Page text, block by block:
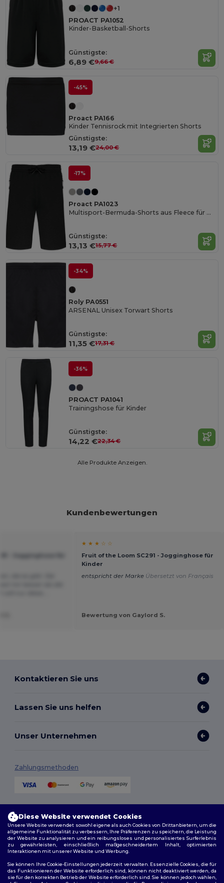
+1
PROACT PA1052
Kinder-Basketball-Shorts
Günstigste:
6,89 €9,66 €
-45%
Proact PA166
Kinder Tennisrock mit Integrierten Shorts
Günstigste:
13,19 €24,00 €
-17%
Proact PA1023
Multisport-Bermuda-Shorts aus Fleece für Kinder
Günstigste:
13,13 €15,77 €
-34%
Roly PA0551
ARSENAL Unisex Torwart Shorts
Günstigste:
11,35 €17,31 €
-36%
PROACT PA1041
Trainingshose für Kinder
Günstigste:
14,22 €22,34 €
Alle Produkte Anzeigen.
Kundenbewertungen
★ ★ ★ ☆ ☆
Fruit of the Loom SC291 - Jogginghose für
Kinder
entspricht der Marke Übersetzt von Français
Bewertung von Gaylord S.
Kontaktieren Sie uns
Lassen Sie uns helfen
Unser Unternehmen
Zahlungsmethoden
Diese Website verwendet Cookies
Unsere Website verwendet sowohl eigene als auch Cookies von Drittanbietern, um die
allgemeine Funktionalität zu verbessern, Ihre Präferenzen zu speichern, die Leistung
der Website zu analysieren und ein reibungsloses und personalisiertes Surferlebnis
zu gewährleisten, einschließlich maßgeschneidertem Inhalt, optimierten
Interaktionen mit unserer Website und Werbung.
Sie können Ihre Cookie-Einstellungen jederzeit verwalten. Essenzielle Cookies, die für
das Funktionieren der Website erforderlich sind, können nicht deaktiviert werden, da
sie für den korrekten Betrieb der Website erforderlich sind. Sie können jedoch wählen,